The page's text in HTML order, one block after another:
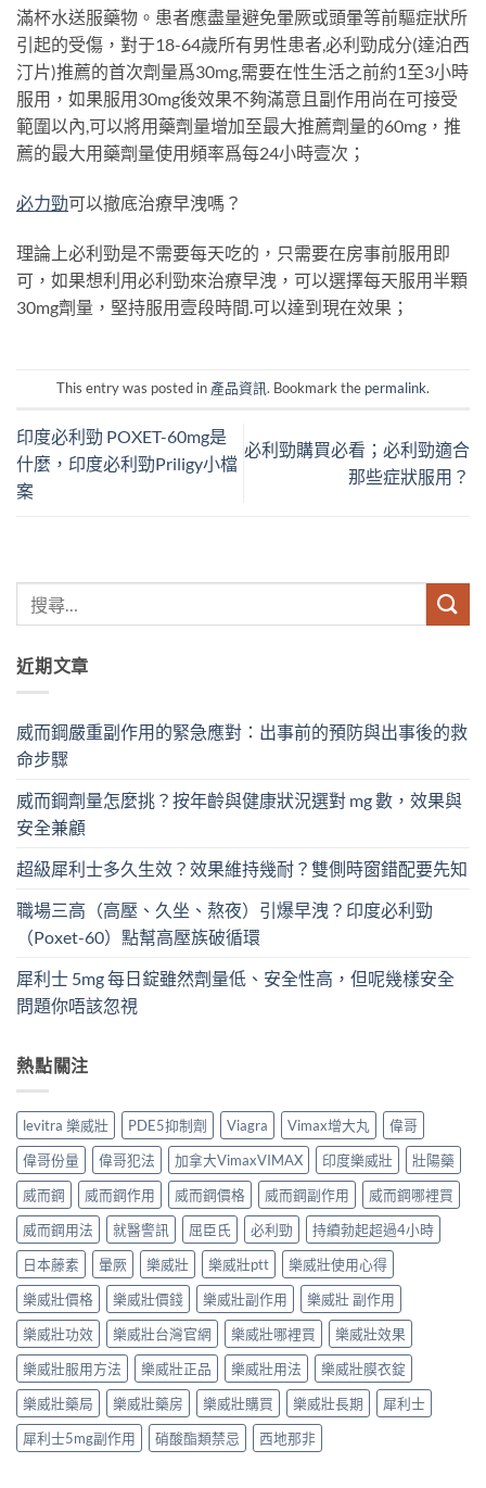
滿杯水送服藥物。患者應盡量避免暈厥或頭暈等前驅症狀所
引起的受傷，對于18-64歲所有男性患者,必利勁成分(達泊西
汀片)推薦的首次劑量爲30mg,需要在性生活之前約1至3小時
服用，如果服用30mg後效果不夠滿意且副作用尚在可接受
範圍以內,可以將用藥劑量增加至最大推薦劑量的60mg，推
薦的最大用藥劑量使用頻率爲每24小時壹次；
必力勁可以撤底治療早洩嗎？
理論上必利勁是不需要每天吃的，只需要在房事前服用即
可，如果想利用必利勁來治療早洩，可以選擇每天服用半顆
30mg劑量，堅持服用壹段時間 可以達到現在效果；
This entry was posted in 產品資訊. Bookmark the permalink.
印度必利勁 POXET-60mg是
什麼，印度必利勁Priligy小檔
案
必利勁購買必看；必利勁適合
那些症狀服用？
近期文章
威而鋼嚴重副作用的緊急應對：出事前的預防與出事後的救
命步驟
威而鋼劑量怎麼挑？按年齡與健康狀況選對 mg 數，效果與
安全兼顧
超級犀利士多久生效？效果維持幾耐？雙側時窗錯配要先知
職場三高（高壓、久坐、熬夜）引爆早洩？印度必利勁
（Poxet-60）點幫高壓族破循環
犀利士 5mg 每日錠雖然劑量低、安全性高，但呢幾樣安全
問題你唔該忽視
熱點關注
levitra 樂威壯 PDE5抑制劑 Viagra Vimax增大丸
偉哥
偉哥份量
偉哥犯法 加拿大VimaxVIMAX 印度樂威壯
壯陽藥
威而鋼
威而鋼作用 威而鋼價格 威而鋼副作用
威而鋼哪裡買
威而鋼用法
就醫警訊 屈臣氏 必利勁
持續勃起超過4小時
日本藤素
暈厥 樂威壯 樂威壯ptt
樂威壯使用心得
樂威壯價格
樂威壯價錢 樂威壯副作用
樂威壯 副作用
樂威壯功效
樂威壯台灣官網 樂威壯哪裡買
樂威壯效果
樂威壯服用方法
樂威壯正品 樂威壯用法
樂威壯膜衣錠
樂威壯藥局
樂威壯藥房 樂威壯購買 樂威壯長期
犀利士
犀利士5mg副作用
硝酸酯類禁忌 西地那非